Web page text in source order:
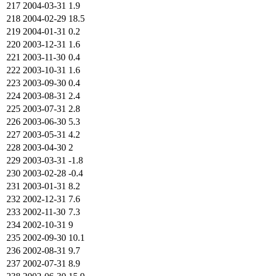
217 2004-03-31 1.9
218 2004-02-29 18.5
219 2004-01-31 0.2
220 2003-12-31 1.6
221 2003-11-30 0.4
222 2003-10-31 1.6
223 2003-09-30 0.4
224 2003-08-31 2.4
225 2003-07-31 2.8
226 2003-06-30 5.3
227 2003-05-31 4.2
228 2003-04-30 2
229 2003-03-31 -1.8
230 2003-02-28 -0.4
231 2003-01-31 8.2
232 2002-12-31 7.6
233 2002-11-30 7.3
234 2002-10-31 9
235 2002-09-30 10.1
236 2002-08-31 9.7
237 2002-07-31 8.9